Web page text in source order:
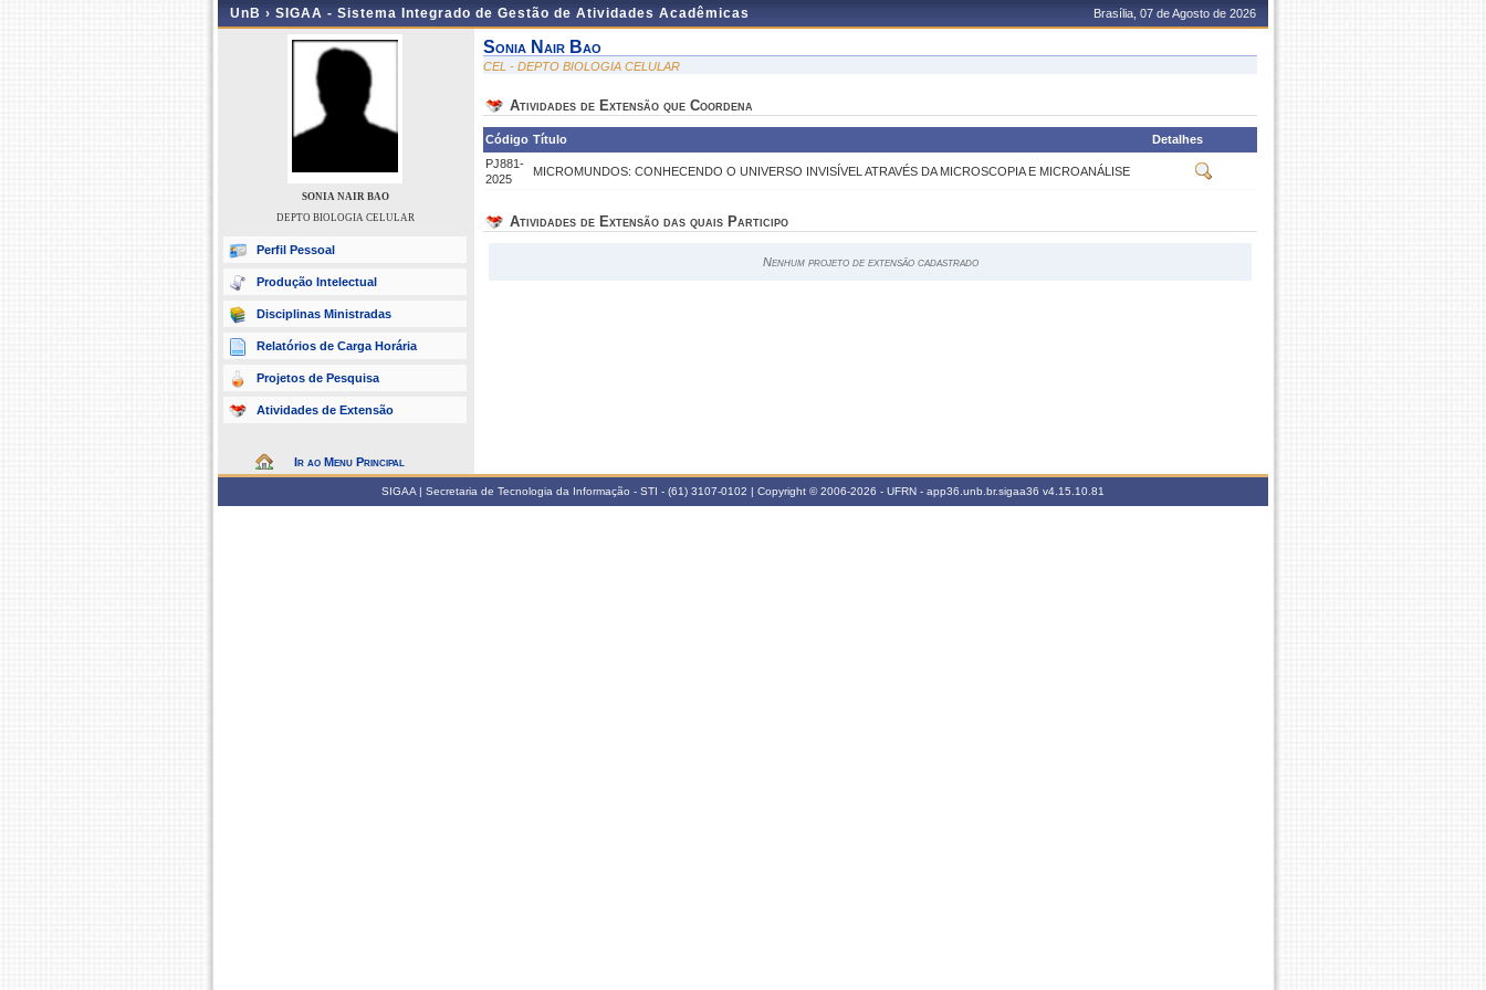
UnB › SIGAA - Sistema Integrado de Gestão de Atividades Acadêmicas Brasília, 07 de Agosto de 2026
SONIA NAIR BAO
DEPTO BIOLOGIA CELULAR
Perfil Pessoal
Produção Intelectual
Disciplinas Ministradas
Relatórios de Carga Horária
Projetos de Pesquisa
Atividades de Extensão
Ir ao Menu Principal
Sonia Nair Bao
CEL - DEPTO BIOLOGIA CELULAR
Atividades de Extensão que Coordena
Código Título
Detalhes
PJ881-
2025
MICROMUNDOS: CONHECENDO O UNIVERSO INVISÍVEL ATRAVÉS DA MICROSCOPIA E MICROANÁLISE
Atividades de Extensão das quais Participo
Nenhum projeto de extensão cadastrado
SIGAA | Secretaria de Tecnologia da Informação - STI - (61) 3107-0102 | Copyright © 2006-2026 - UFRN - app36.unb.br.sigaa36 v4.15.10.81